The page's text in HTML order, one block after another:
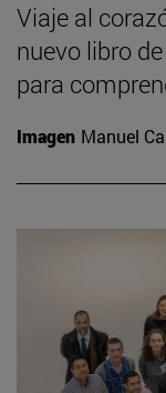
Viaje al
nuevo libro
para
Imagen Manuel